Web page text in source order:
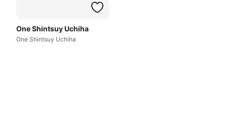
One Shintsuy Uchiha
One Shintsuy Uchiha